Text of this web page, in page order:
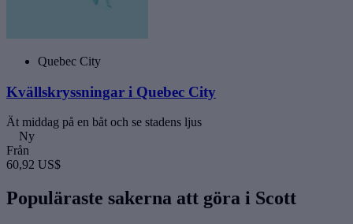
Quebec City
Kvällskryssningar i Quebec City
Ät middag på en båt och se stadens ljus
Ny
Från
60,92 US$
Populäraste sakerna att göra i Scott